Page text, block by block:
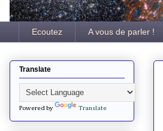
Ecoutez A vous de parler !
Translate
Powered by Translate